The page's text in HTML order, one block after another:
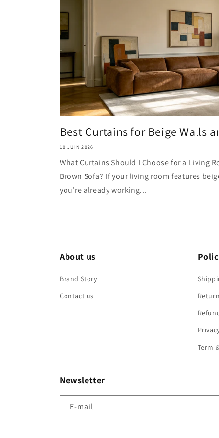
Best Curtains for Beige Walls
10 JUIN 2026
What Curtains Should I Choose for a Living
Brown Sofa? If your living room features
you're already working...
About us
Brand Story
Contact us
Term
Newsletter
E-mail